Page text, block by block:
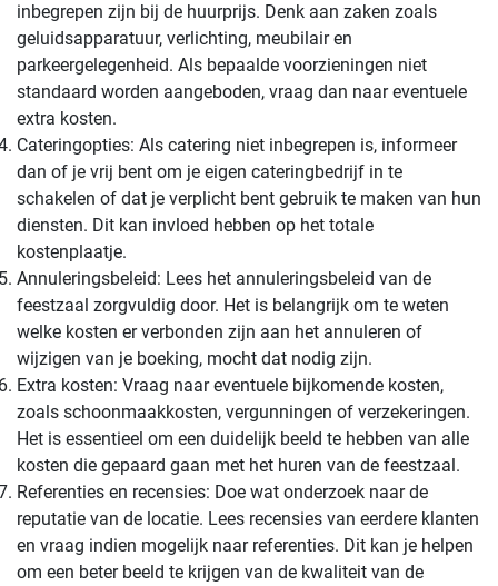
inbegrepen zijn bij de huurprijs. Denk aan zaken zoals
geluidsapparatuur, verlichting, meubilair en
parkeergelegenheid. Als bepaalde voorzieningen niet
standaard worden aangeboden, vraag dan naar eventuele
extra kosten.
Cateringopties: Als catering niet inbegrepen is, informeer
dan of je vrij bent om je eigen cateringbedrijf in te
schakelen of dat je verplicht bent gebruik te maken van hun
diensten. Dit kan invloed hebben op het totale
kostenplaatje.
Annuleringsbeleid: Lees het annuleringsbeleid van de
feestzaal zorgvuldig door. Het is belangrijk om te weten
welke kosten er verbonden zijn aan het annuleren of
wijzigen van je boeking, mocht dat nodig zijn.
Extra kosten: Vraag naar eventuele bijkomende kosten,
zoals schoonmaakkosten, vergunningen of verzekeringen.
Het is essentieel om een duidelijk beeld te hebben van alle
kosten die gepaard gaan met het huren van de feestzaal.
Referenties en recensies: Doe wat onderzoek naar de
reputatie van de locatie. Lees recensies van eerdere klanten
en vraag indien mogelijk naar referenties. Dit kan je helpen
om een beter beeld te krijgen van de kwaliteit van de